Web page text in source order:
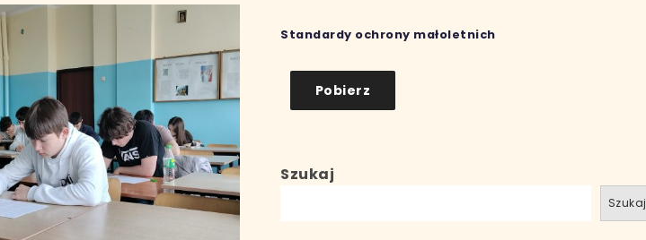
Standardy ochrony małoletnich
Pobierz
Szukaj
Szukaj